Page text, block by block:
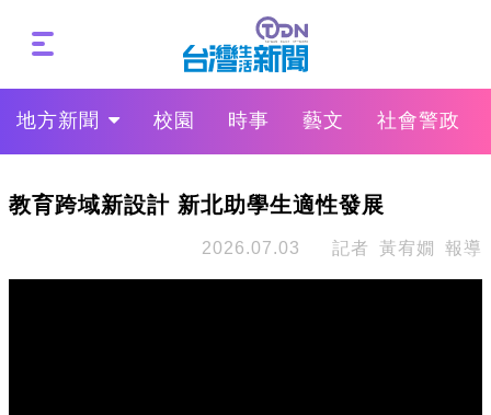
地方新聞 校園 時事 藝文 社會警政
教育跨域新設計 新北助學生適性發展
2026.07.03 記者 黃宥嫺 報導